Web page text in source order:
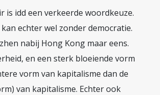
is idd een verkeerde woordkeuze.
echter wel zonder democratie.
nabij Hong Kong maar eens.
en een sterk bloeiende vorm
vorm van kapitalisme dan de
van kapitalisme. Echter ook